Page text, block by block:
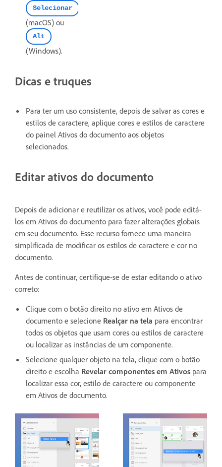
Selecionar
(macOS) ou
Alt
(Windows).
Dicas e truques
Para ter um uso consistente, depois de salvar as cores e
estilos de caractere, aplique cores e estilos de caractere
do painel Ativos do documento aos objetos
selecionados.
Editar ativos do documento
Depois de adicionar e reutilizar os ativos, você pode editá-
los em Ativos do documento para fazer alterações globais
em seu documento. Esse recurso fornece uma maneira
simplificada de modificar os estilos de caractere e cor no
documento.
Antes de continuar, certifique-se de estar editando o ativo
correto:
Clique com o botão direito no ativo em Ativos de
documento e selecione Realçar na tela para encontrar
todos os objetos que usam cores ou estilos de caractere
ou localizar as instâncias de um componente.
Selecione qualquer objeto na tela, clique com o botão
direito e escolha Revelar componentes em Ativos para
localizar essa cor, estilo de caractere ou componente
em Ativos de documento.